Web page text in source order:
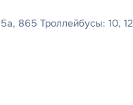
865 Троллейбусы: 10, 12